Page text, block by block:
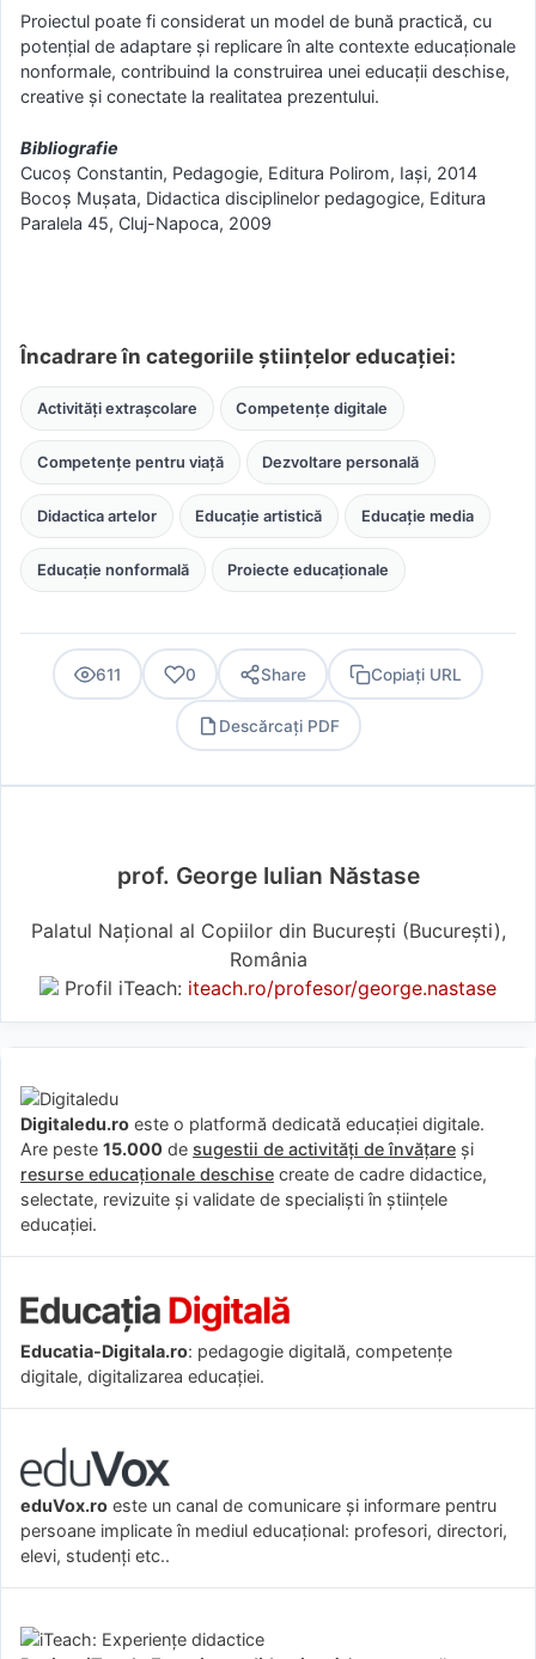
Proiectul poate fi considerat un model de bună practică, cu
potențial de adaptare și replicare în alte contexte educaționale
nonformale, contribuind la construirea unei educații deschise,
creative și conectate la realitatea prezentului.
Bibliografie
Cucoș Constantin, Pedagogie, Editura Polirom, Iași, 2014
Bocoș Mușata, Didactica disciplinelor pedagogice, Editura
Paralela 45, Cluj-Napoca, 2009
Încadrare în categoriile științelor educației:
Activități extrașcolare Competențe digitale
Competențe pentru viață Dezvoltare personală
Didactica artelor Educație artistică Educație media
Educație nonformală Proiecte educaționale
611 0 Share Copiați URL
Descărcați PDF
prof. George Iulian Năstase
Palatul Național al Copiilor din București (Bucureşti),
România
Profil iTeach: iteach.ro/profesor/george.nastase
Digitaledu.ro este o platformă dedicată educației digitale.
Are peste 15.000 de sugestii de activități de învățare și
resurse educaționale deschise create de cadre didactice,
selectate, revizuite și validate de specialiști în științele
educației.
Educatia-Digitala.ro: pedagogie digitală, competențe
digitale, digitalizarea educației.
eduVox.ro este un canal de comunicare și informare pentru
persoane implicate în mediul educațional: profesori, directori,
elevi, studenți etc..